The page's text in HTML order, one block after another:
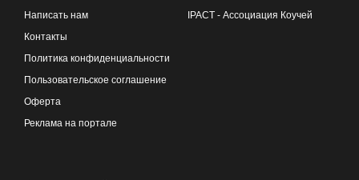
Написать нам
Контакты
Политика конфиденциальности
Пользовательское соглашение
Оферта
Реклама на портале
IPACT - Ассоциация Коучей